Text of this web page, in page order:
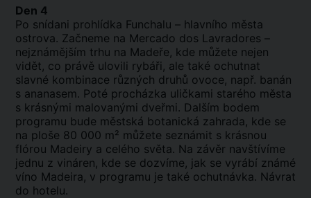
Den 4
Po snídani prohlídka Funchalu – hlavního města
ostrova. Začneme na Mercado dos Lavradores –
nejznámějším trhu na Madeře, kde můžete nejen
vidět, co právě ulovili rybáři, ale také ochutnat
slavné kombinace různých druhů ovoce, např. banán
s ananasem. Poté procházka uličkami starého města
s krásnými malovanými dveřmi. Dalším bodem
programu bude městská botanická zahrada, kde se
na ploše 80 000 m² můžete seznámit s krásnou
flórou Madeiry a celého světa. Na závěr navštívíme
jednu z vináren, kde se dozvíme, jak se vyrábí známé
víno Madeira, v programu je také ochutnávka. Návrat
do hotelu.